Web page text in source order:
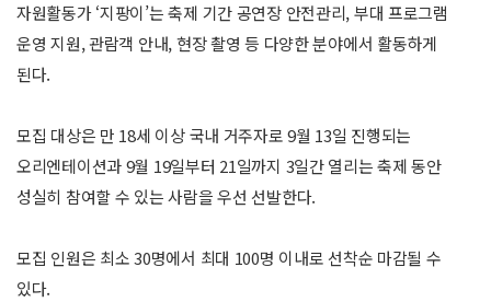
자원활동가 ‘지팡이’는 축제 기간 공연장 안전관리, 부대 프로그램
운영 지원, 관람객 안내, 현장 촬영 등 다양한 분야에서 활동하게
된다.
모집 대상은 만 18세 이상 국내 거주자로 9월 13일 진행되는
오리엔테이션과 9월 19일부터 21일까지 3일간 열리는 축제 동안
성실히 참여할 수 있는 사람을 우선 선발한다.
모집 인원은 최소 30명에서 최대 100명 이내로 선착순 마감될 수
있다.